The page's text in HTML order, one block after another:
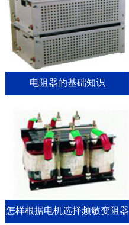
电阻器的基础知识
怎样根据电机选择频敏变阻器